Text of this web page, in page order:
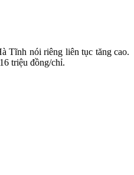
Tĩnh nói riêng liên tục tăng cao.
triệu đồng/chỉ.